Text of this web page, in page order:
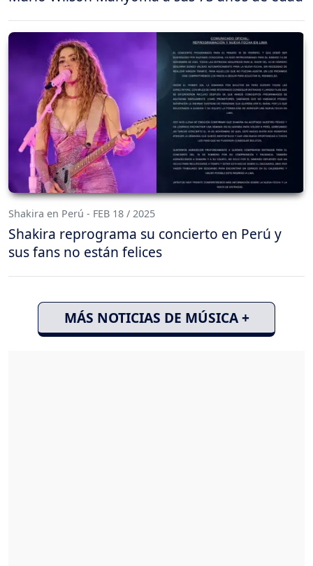
Shakira en Perú - FEB 18 / 2025
Shakira reprograma su concierto en Perú y
sus fans no están felices
MÁS NOTICIAS DE MÚSICA +